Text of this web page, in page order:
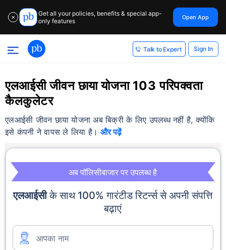
✕
Get all your policies, benefits & special app-
only features
Open App
Talk to Expert Sign In
एलआईसी जीवन छाया योजना 103 परिपक्वता
कैलकुलेटर
एलआईसी जीवन छाया योजना अब बिक्री के लिए उपलब्ध नहीं है, क्योंकि
इसे कंपनी ने वापस ले लिया है।और पढ़ें
अब पॉलिसीबाजार पर उपलब्ध है
एलआईसीके साथ 100% गारंटीड रिटर्न्स से अपनी संपत्ति
बढ़ाएं
आपका नाम